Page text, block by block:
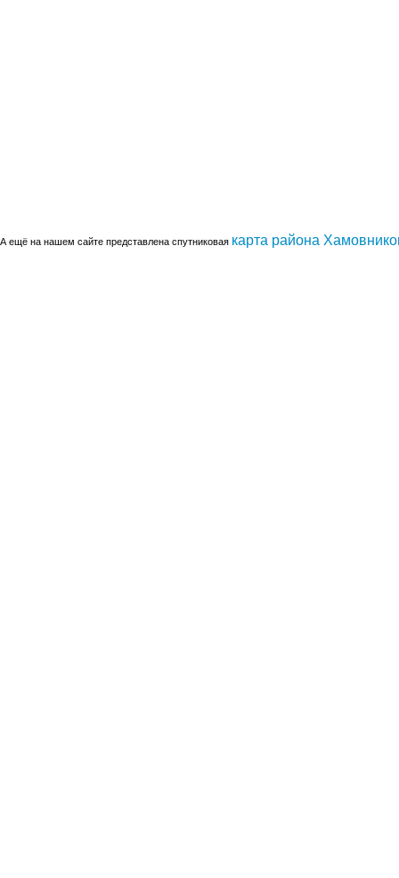
А ещё на нашем сайте представлена спутниковая карта района